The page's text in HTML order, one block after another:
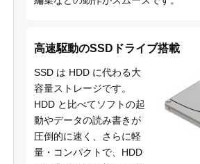
高速駆動のSSDドライブ搭載
SSD は HDD に代わる大
容量ストレージです。
HDD と比べてソフトの起
動やデータの読み書きが
圧倒的に速く、さらに軽
量・コンパクトで、HDD